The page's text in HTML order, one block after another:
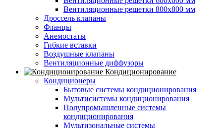
Вентиляционные решетки 800х800 мм
Дроссель клапаны
Фланцы
Анемостаты
Гибкие вставки
Воздушные клапаны
Вентиляционные диффузоры
Кондиционирование
Кондиционеры
Бытовые системы кондиционирования
Мультисистемы кондиционирования
Полупромышленные системы
кондиционирования
Мультизональные системы